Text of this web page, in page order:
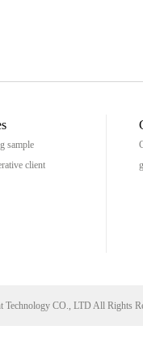
sample
client
Technology CO., LTD All Rights